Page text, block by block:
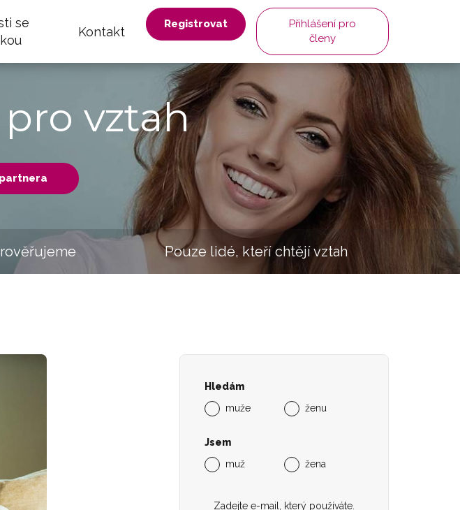
se
Kontakt
Registrovat
Přihlášení pro
členy
vztah
Pouze lidé, kteří chtějí vztah
Hledám
muže
ženu
Jsem
muž
žena